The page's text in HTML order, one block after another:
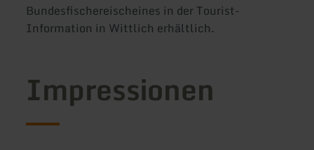
Bundesfischereischeines in der Tourist-
Information in Wittlich erhältlich.
Impressionen